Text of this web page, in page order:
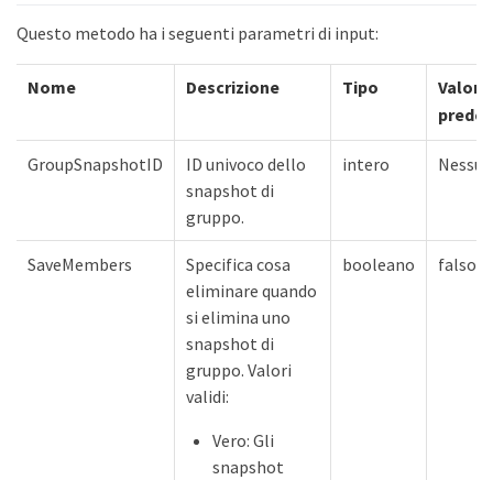
Questo metodo ha i seguenti parametri di input:
Nome Descrizione Tipo
Valore
GroupSnapshotID
ID univoco dello
snapshot di
gruppo.
intero
SaveMembers
Specifica cosa
eliminare quando
si elimina uno
snapshot di
gruppo. Valori
validi:
Vero: Gli
snapshot
booleano falso